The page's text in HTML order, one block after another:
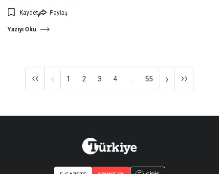
Kaydet Paylaş
Yazıyı Oku
‹‹ ‹ 1 2 3 4 55 › ››